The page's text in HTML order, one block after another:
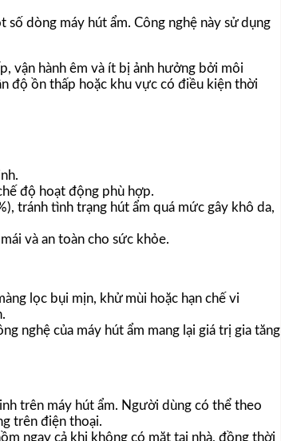
dòng máy hút ẩm. Công nghệ này sử dụng
vận hành êm và ít bị ảnh hưởng bởi môi
độ ồn thấp hoặc khu vực có điều kiện thời
độ hoạt động phù hợp.
tránh tình trạng hút ẩm quá mức gây khô da,
và an toàn cho sức khỏe.
lọc bụi mịn, khử mùi hoặc hạn chế vi
nghệ của máy hút ẩm mang lại giá trị gia tăng
trên máy hút ẩm. Người dùng có thể theo
trên điện thoại.
ngay cả khi không có mặt tại nhà, đồng thời